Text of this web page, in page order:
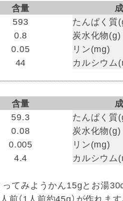
含量
593 たんぱく質
0.8 炭水化物(g)
0.05 リン(mg)
44 カルシウム
含量
59.3 たんぱく質
0.08 炭水化物(g)
0.005 リン(mg)
4.4 カルシウム
てみようかん15gとお湯
（1人前約45g）が作れます